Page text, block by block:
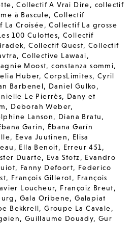
,Collectif A Vrai Dire, collectif
à Bascule,Collectif
La Croisée,Collectif La grosse
100 Culottes,Collectif
,Collectif Quest,Collectif
, Collective Lawaai,
Moost,constanza sommi,
Huber,CorpsLimites, Cyril
Barbenel, Daniel Gulko,
Le Pierrès, Dany et
, Deborah Weber,
Lanson, Diana Bratu,
Garín, Ébana Garín
, Eeva Juutinen, Elisa
, Ella Benoit, Erreur 451,
Duarte, Eva Stotz , Evandro
, Fanny Defoort, Federico
, François Gillerot, François
Loucheur, Françoiz Breut,
, Gala Oribene,Galapiat
Bekkrell,Groupe La Cavale,
, Guillaume Douady,Gur